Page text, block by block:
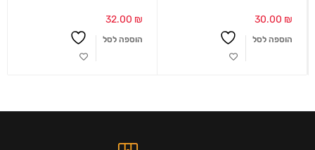
30.00 ₪
הוספה לסל
32.00 ₪
הוספה לסל